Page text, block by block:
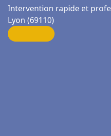
Intervention rapide et
Lyon (69110)